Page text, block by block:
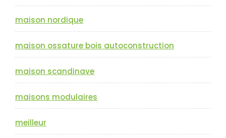
maison nordique
maison ossature bois autoconstruction
maison scandinave
maisons modulaires
meilleur